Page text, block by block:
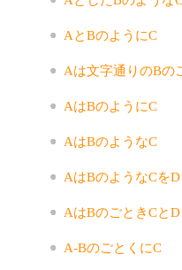
AとBのようにC
Aは文字通りのBの
AはBのようにC
AはBのようなC
AはBのようなCをD
AはBのごときCとD
A-BのごとくにC